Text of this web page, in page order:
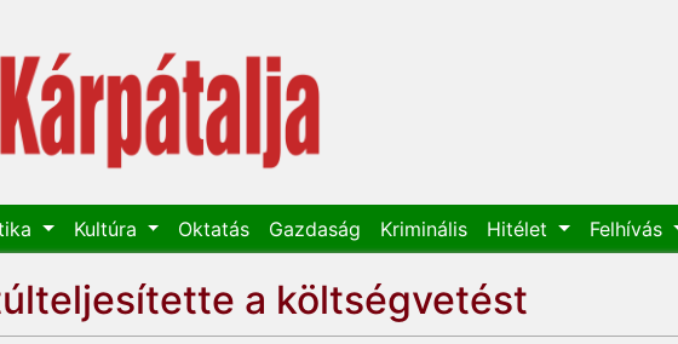
Kultúra Oktatás Gazdaság Kriminális Hitélet Felhívás
a költségvetést